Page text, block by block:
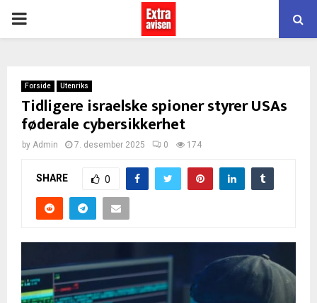
PRIMARY
Forside Utenriks
Tidligere israelske spioner styrer USAs
føderale cybersikkerhet
by Admin 7. desember 2025 0 174
SHARE 0